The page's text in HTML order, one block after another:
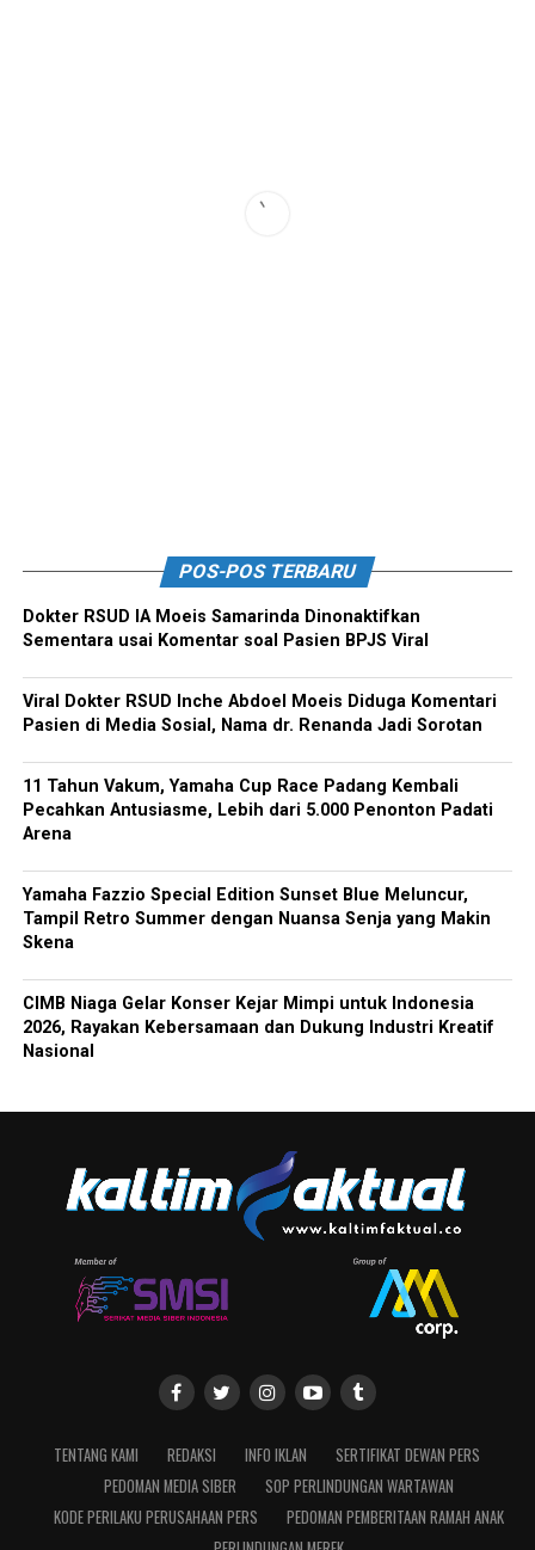
POS-POS TERBARU
Dokter RSUD IA Moeis Samarinda Dinonaktifkan
Sementara usai Komentar soal Pasien BPJS Viral
Viral Dokter RSUD Inche Abdoel Moeis Diduga Komentari
Pasien di Media Sosial, Nama dr. Renanda Jadi Sorotan
11 Tahun Vakum, Yamaha Cup Race Padang Kembali
Pecahkan Antusiasme, Lebih dari 5.000 Penonton Padati
Arena
Yamaha Fazzio Special Edition Sunset Blue Meluncur,
Tampil Retro Summer dengan Nuansa Senja yang Makin
Skena
CIMB Niaga Gelar Konser Kejar Mimpi untuk Indonesia
2026, Rayakan Kebersamaan dan Dukung Industri Kreatif
Nasional
TENTANG KAMI REDAKSI INFO IKLAN
SERTIFIKAT DEWAN PERS
PEDOMAN MEDIA SIBER
SOP PERLINDUNGAN WARTAWAN
KODE PERILAKU PERUSAHAAN PERS
PEDOMAN PEMBERITAAN RAMAH ANAK